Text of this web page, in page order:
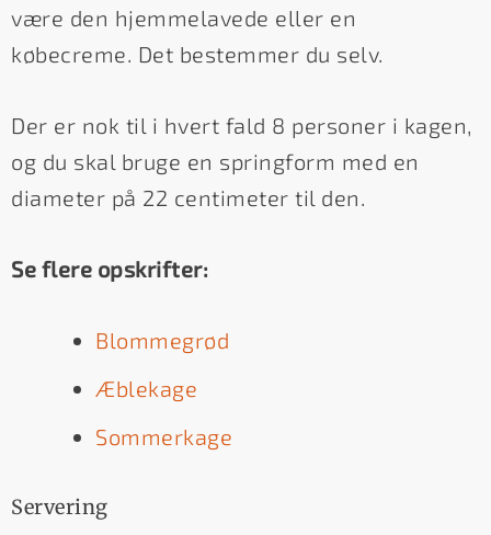
være den hjemmelavede eller en
købecreme. Det bestemmer du selv.
Der er nok til i hvert fald 8 personer i kagen,
og du skal bruge en springform med en
diameter på 22 centimeter til den.
Se flere opskrifter:
Blommegrød
Æblekage
Sommerkage
Servering